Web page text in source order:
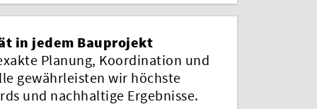
in jedem Bauprojekt
Planung, Koordination und
gewährleisten wir höchste
und nachhaltige Ergebnisse.